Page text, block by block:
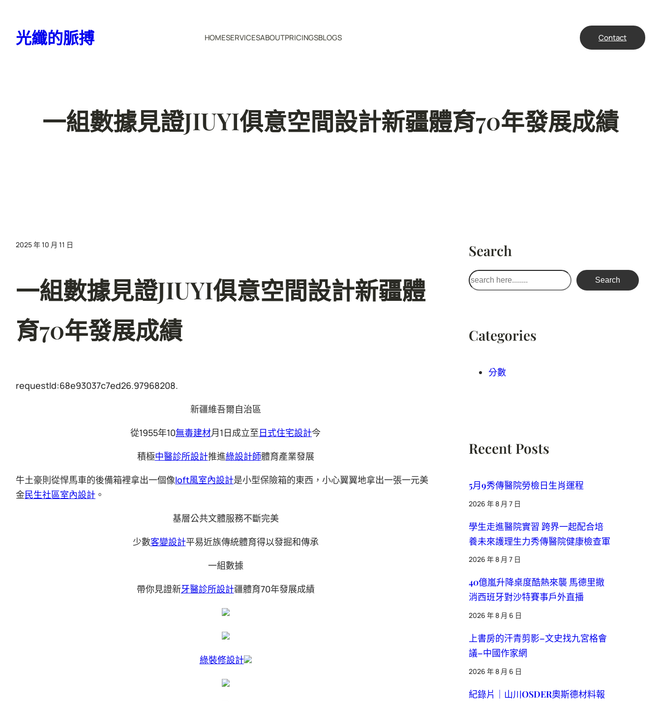
光纖的脈搏 HOMESERVICESABOUTPRICINGSBLOGS Contact
一組數據見證JIUYI俱意空間設計新疆體育70年發展成績
2025 年 10 月 11 日
一組數據見證JIUYI俱意空間設計新疆體
育70年發展成績
requestId:68e93037c7ed26.97968208.
新疆維吾爾自治區
從1955年10無毒建材月1日成立至日式住宅設計今
積極中醫診所設計推進綠設計師體育產業發展
牛土豪則從悍馬車的後備箱裡拿出一個像loft風室內設計是小型保險箱的東西，小心翼翼地拿出一張一元美
金民生社區室內設計 。
基層公共文體服務不斷完美
少數客變設計平易近族傳統體育得以發掘和傳承
一組數據
帶你見證新牙醫診所設計疆體育70年發展成績
綠裝修設計
Search
搜
尋
Search
Categories
分數
Recent Posts
5月9秀傳醫院勞檢日生肖運程
2026 年 8 月 7 日
學生走進醫院實習 跨界一起配合培
養未來護理生力秀傳醫院健康檢查軍
2026 年 8 月 7 日
40億嵐升降桌度酷熱來襲 馬德里撤
消西班牙對沙特賽事戶外直播
2026 年 8 月 6 日
上書房的汗青剪影–文史找九宮格會
議–中國作家網
2026 年 8 月 6 日
紀錄片｜山川OSDER奧斯德材料報